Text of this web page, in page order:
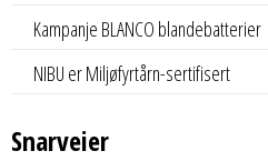
Kampanje BLANCO blandebatterier
NIBU er Miljøfyrtårn-sertifisert
Snarveier